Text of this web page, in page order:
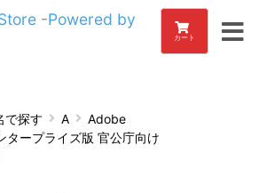
-Powered by
カート
で探す A
Adobe
ープライズ版 官公庁向け